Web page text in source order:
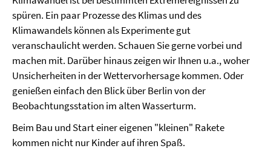
spüren. Ein paar Prozesse des Klimas und des
Klimawandels können als Experimente gut
veranschaulicht werden. Schauen Sie gerne vorbei und
machen mit. Darüber hinaus zeigen wir Ihnen u.a., woher
Unsicherheiten in der Wettervorhersage kommen. Oder
genießen einfach den Blick über Berlin von der
Beobachtungsstation im alten Wasserturm.
Beim Bau und Start einer eigenen "kleinen" Rakete
kommen nicht nur Kinder auf ihren Spaß.